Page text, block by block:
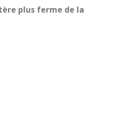
plus ferme de la